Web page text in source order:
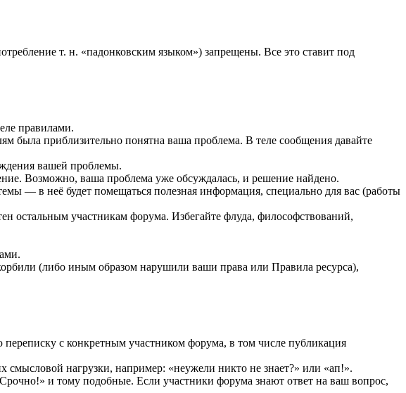
т. н. «падонковским языком») запрещены. Все это ставит под
правилами.
была приблизительно понятна ваша проблема. В теле сообщения давайте
вашей проблемы.
Возможно, ваша проблема уже обсуждалась, и решение найдено.
— в неё будет помещаться полезная информация, специально для вас (работы
остальным участникам форума. Избегайте флуда, философствований,
(либо иным образом нарушили ваши права или Правила ресурса),
с конкретным участником форума, в том числе публикация
нагрузки, например: «неужели никто не знает?» или «ап!».
и тому подобные. Если участники форума знают ответ на ваш вопрос,